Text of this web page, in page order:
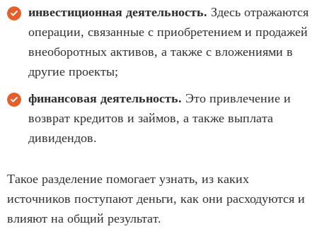
инвестиционная деятельность. Здесь отражаются
операции, связанные с приобретением и продажей
внеоборотных активов, а также с вложениями в
другие проекты;
финансовая деятельность. Это привлечение и
возврат кредитов и займов, а также выплата
дивидендов.
Такое разделение помогает узнать, из каких
источников поступают деньги, как они расходуются и
влияют на общий результат.